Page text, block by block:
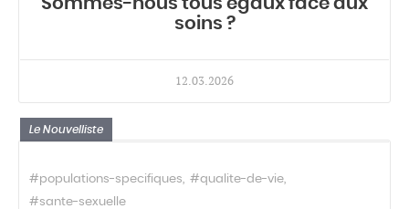
Sommes-nous tous égaux face aux
soins ?
12.03.2026
Le Nouvelliste
#populations-specifiques
#qualite-de-vie
#sante-sexuelle